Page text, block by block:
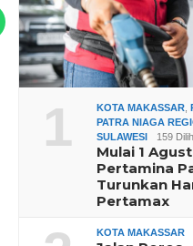
1 KOTA MAKASSAR ,
PATRA NIAGA
SULAWESI
159
Mulai 1
Pertamina
Turunkan
Pertamax
KOTA MAKASSAR